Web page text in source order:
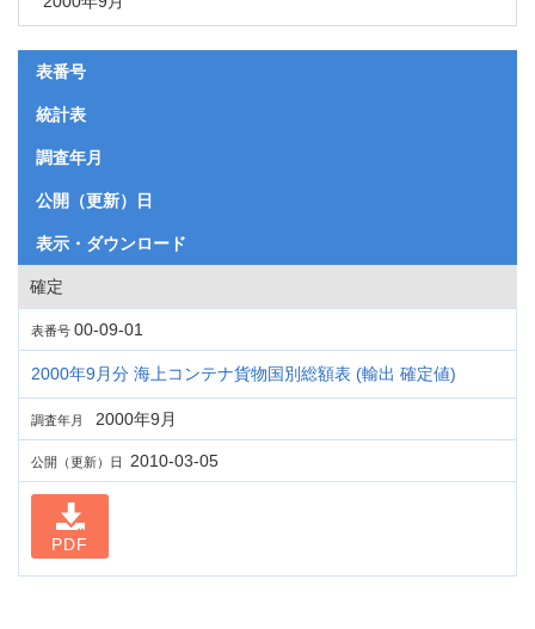
表番号
統計表
調査年月
公開（更新）日
表示・ダウンロード
確定
表番号 00-09-01
2000年9月分 海上コンテナ貨物国別総額表 (輸出 確定値)
調査年月 2000年9月
公開（更新）日 2010-03-05
PDF